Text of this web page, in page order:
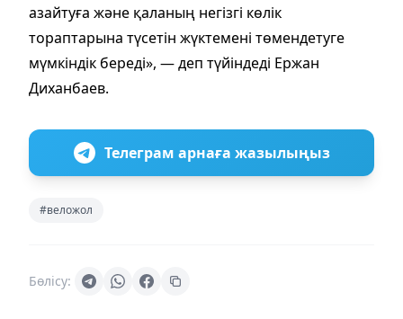
азайтуға және қаланың негізгі көлік
тораптарына түсетін жүктемені төмендетуге
мүмкіндік береді», — деп түйіндеді Ержан
Диханбаев.
Телеграм арнаға жазылыңыз
#веложол
Бөлісу: